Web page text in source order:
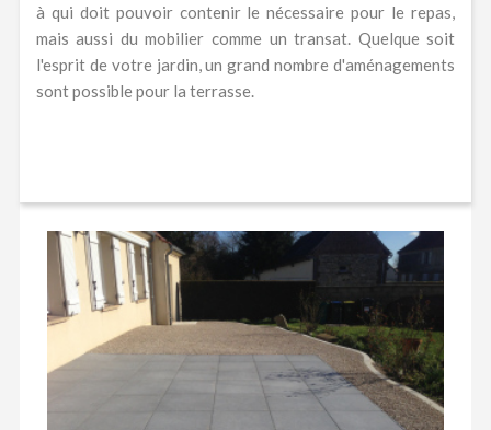
à qui doit pouvoir contenir le nécessaire pour le repas,
mais aussi du mobilier comme un transat. Quelque soit
l'esprit de votre jardin, un grand nombre d'aménagements
sont possible pour la terrasse.